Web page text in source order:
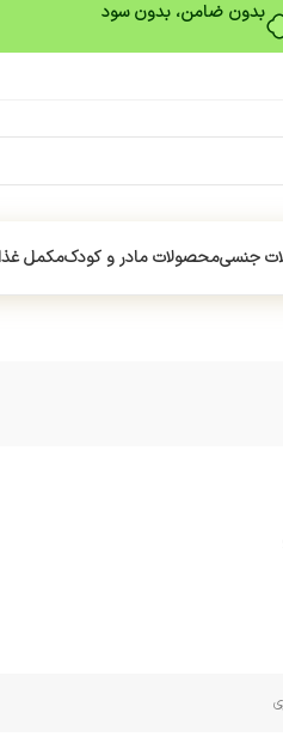
بدون ضامن، بدون سود
جنسیمحصولات مادر و کودکمکمل